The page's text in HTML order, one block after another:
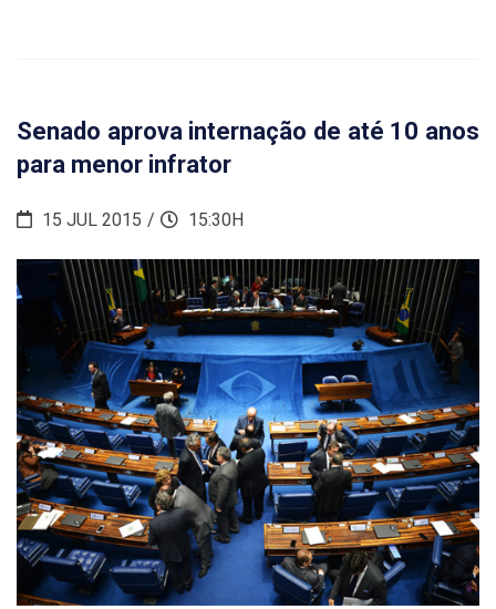
Senado aprova internação de até 10 anos
para menor infrator
15 JUL 2015 15:30H